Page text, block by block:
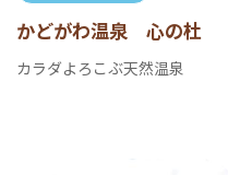
かどがわ温泉 心の杜
カラダよろこぶ天然温泉